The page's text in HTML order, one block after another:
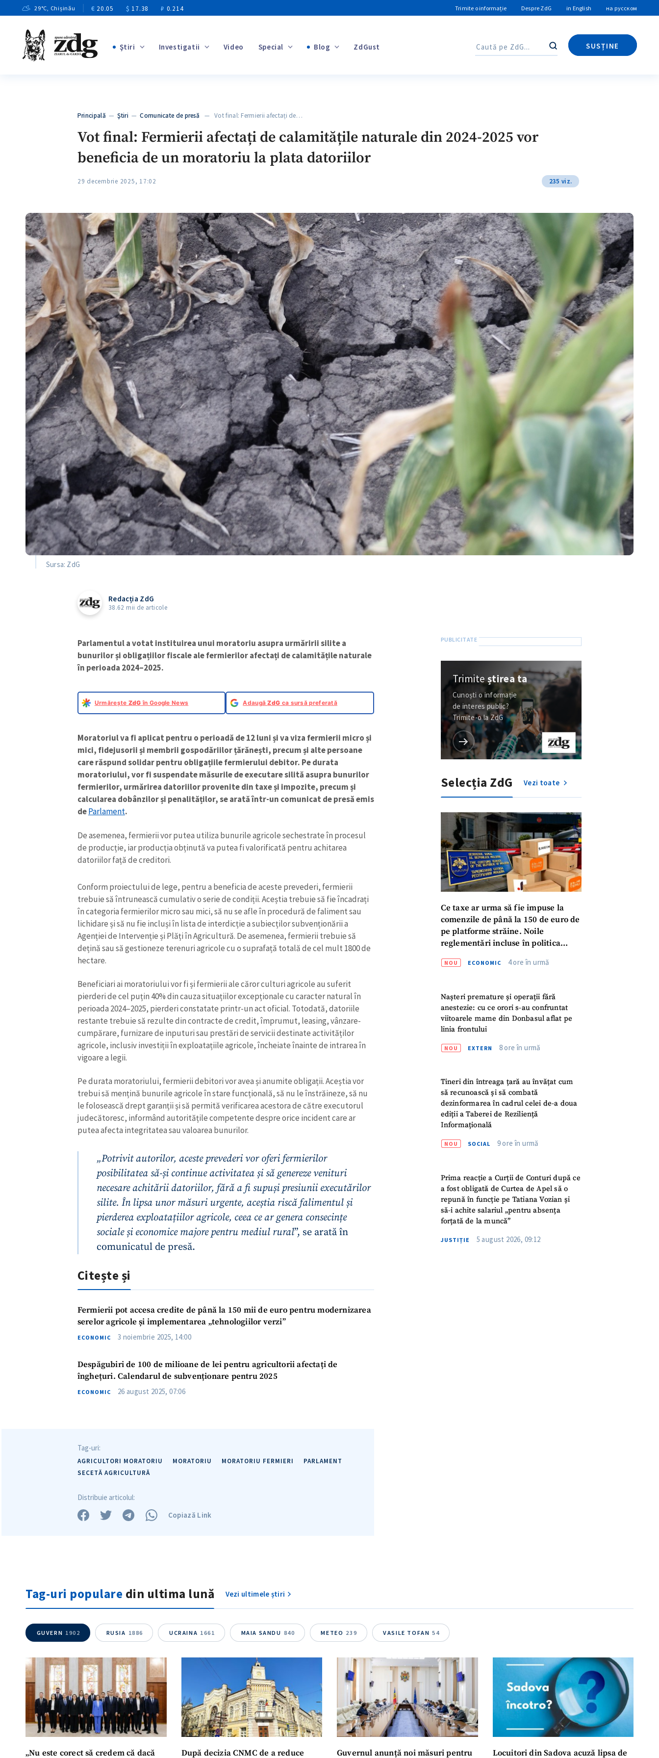
29°C, Chișinău € 20.05 $ 17.38 ₽ 0.214 Trimite o informație Despre ZdG in English на русском
Ştiri Investigatii Video Special Blog ZdGust Caută
SUSȚINE
Caută
Principală —Ştiri —Comunicate de presă — Vot final: Fermierii afectați de…
Vot final: Fermierii afectați de calamitățile naturale din 2024-2025 vor
beneficia de un moratoriu la plata datoriilor
29 decembrie 2025, 17:02 235 viz.
Sursa: ZdG
Redacția ZdG
38.62 mii de articole
Parlamentul a votat instituirea unui moratoriu asupra urmăririi silite a
bunurilor și obligațiilor fiscale ale fermierilor afectați de calamitățile naturale
în perioada 2024–2025.
Urmărește ZdG în Google News AdaugăZdG ca sursă preferată
Moratoriul va fi aplicat pentru o perioadă de 12 luni și va viza fermierii micro și
mici, fidejusorii și membrii gospodăriilor țărănești, precum și alte persoane
care răspund solidar pentru obligațiile fermierului debitor. Pe durata
moratoriului, vor fi suspendate măsurile de executare silită asupra bunurilor
fermierilor, urmărirea datoriilor provenite din taxe și impozite, precum și
calcularea dobânzilor și penalităților, se arată într-un comunicat de presă emis
deParlament.
De asemenea, fermierii vor putea utiliza bunurile agricole sechestrate în procesul
de producție, iar producția obținută va putea fi valorificată pentru achitarea
datoriilor față de creditori.
Conform proiectului de lege, pentru a beneficia de aceste prevederi, fermierii
trebuie să întrunească cumulativ o serie de condiții. Aceștia trebuie să fie încadrați
în categoria fermierilor micro sau mici, să nu se afle în procedură de faliment sau
lichidare și să nu fie incluși în lista de interdicție a subiecților subvenționării a
Agenției de Intervenție și Plăți în Agricultură. De asemenea, fermierii trebuie să
dețină sau să gestioneze terenuri agricole cu o suprafață totală de cel mult 1800 de
hectare.
Beneficiari ai moratoriului vor fi și fermierii ale căror culturi agricole au suferit
pierderi de cel puțin 40% din cauza situațiilor excepționale cu caracter natural în
perioada 2024–2025, pierderi constatate printr-un act oficial. Totodată, datoriile
restante trebuie să rezulte din contracte de credit, împrumut, leasing, vânzare-
cumpărare, furnizare de inputuri sau prestări de servicii destinate activităților
agricole, inclusiv investiții în exploatațiile agricole, încheiate înainte de intrarea în
vigoare a legii.
Pe durata moratoriului, fermierii debitori vor avea și anumite obligații. Aceștia vor
trebui să mențină bunurile agricole în stare funcțională, să nu le înstrăineze, să nu
le folosească drept garanții și să permită verificarea acestora de către executorul
judecătoresc, informând autoritățile competente despre orice incident care ar
putea afecta integritatea sau valoarea bunurilor.
„Potrivit autorilor, aceste prevederi vor oferi fermierilor
posibilitatea să-și continue activitatea și să genereze venituri
necesare achitării datoriilor, fără a fi supuși presiunii executărilor
silite. În lipsa unor măsuri urgente, aceștia riscă falimentul și
pierderea exploatațiilor agricole, ceea ce ar genera consecințe
sociale și economice majore pentru mediul rural”, se arată în
comunicatul de presă.
Citește și
Fermierii pot accesa credite de până la 150 mii de euro pentru modernizarea
serelor agricole și implementarea „tehnologiilor verzi”
ECONOMIC 3 noiembrie 2025, 14:00
Despăgubiri de 100 de milioane de lei pentru agricultorii afectați de
înghețuri. Calendarul de subvenționare pentru 2025
ECONOMIC 26 august 2025, 07:06
Tag-uri:
AGRICULTORI MORATORIU MORATORIU MORATORIU FERMIERI
PARLAMENT
SECETĂ AGRICULTURĂ
Distribuie articolul:
Copiază Link
Trimiteștirea ta
Cunoști o informație
de interes public?
Trimite-o la ZdG
Selecția ZdG Vezi toate
Ce taxe ar urma să fie impuse la
comenzile de până la 150 de euro de
pe platforme străine. Noile
reglementări incluse în politica
NOU ECONOMIC 4 ore în urmă
Nașteri premature și operații fără
anestezie: cu ce orori s-au confruntat
viitoarele mame din Donbasul aflat pe
linia frontului
NOU EXTERN 8 ore în urmă
Tineri din întreaga țară au învățat cum
să recunoască și să combată
dezinformarea în cadrul celei de-a doua
ediții a Taberei de Reziliență
Informațională
NOU SOCIAL 9 ore în urmă
Prima reacție a Curții de Conturi după ce
a fost obligată de Curtea de Apel să o
repună în funcție pe Tatiana Vozian și
să-i achite salariul „pentru absența
forțată de la muncă”
JUSTIȚIE 5 august 2026, 09:12
Tag-uri populare din ultima lună Vezi ultimele știri
GUVERN 1902 RUSIA 1886 UCRAINA 1661 MAIA SANDU 840 METEO 239 VASILE TOFAN 54
„Nu este corect să credem că dacă După decizia CNMC de a reduce Guvernul anunță noi măsuri pentru Locuitori din Sadova acuză lipsa de
ȘTIREA MEA
Fotografie + Încarcă imagine
Link media + Link media
Mesajul știrei + Mesajul știrei
+ Emailul meu
+ Telefon personal
TRIMITE ȘTIREA